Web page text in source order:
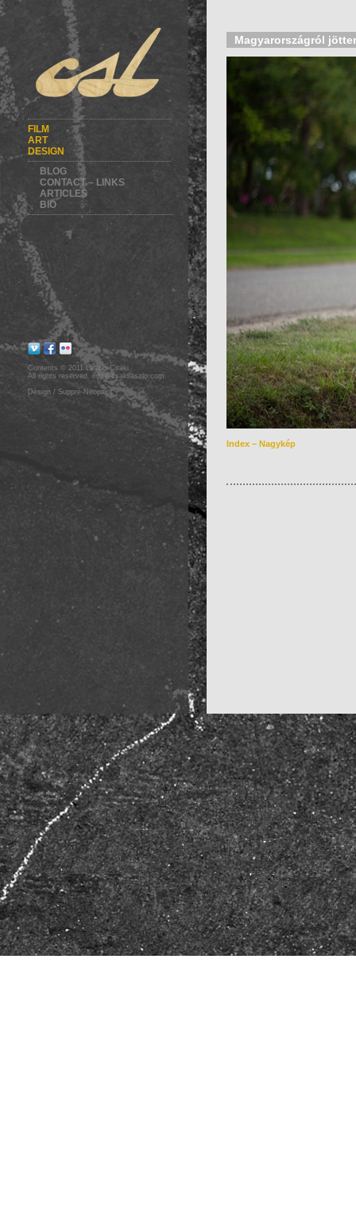
FILM
ART
DESIGN
BLOG
CONTACT – LINKS
ARTICLES
BIO
Contents © 2011 László Csáki.
All rights reserved. info@csakilaszlo.com
Design / Suppré-Neopaint
Magyarországról
Index – Nagykép